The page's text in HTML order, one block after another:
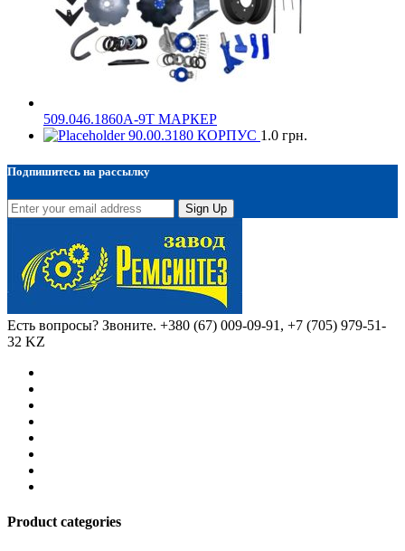
509.046.1860А-9Т МАРКЕР
90.00.3180 КОРПУС 1.0 грн.
Подпишитесь на рассылку
Sign Up
Есть вопросы? Звоните. +380 (67) 009-09-91, +7 (705) 979-51-
32 KZ
Product categories